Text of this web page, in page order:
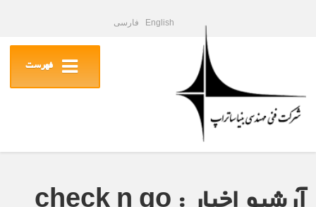
English فارسی
فهرست